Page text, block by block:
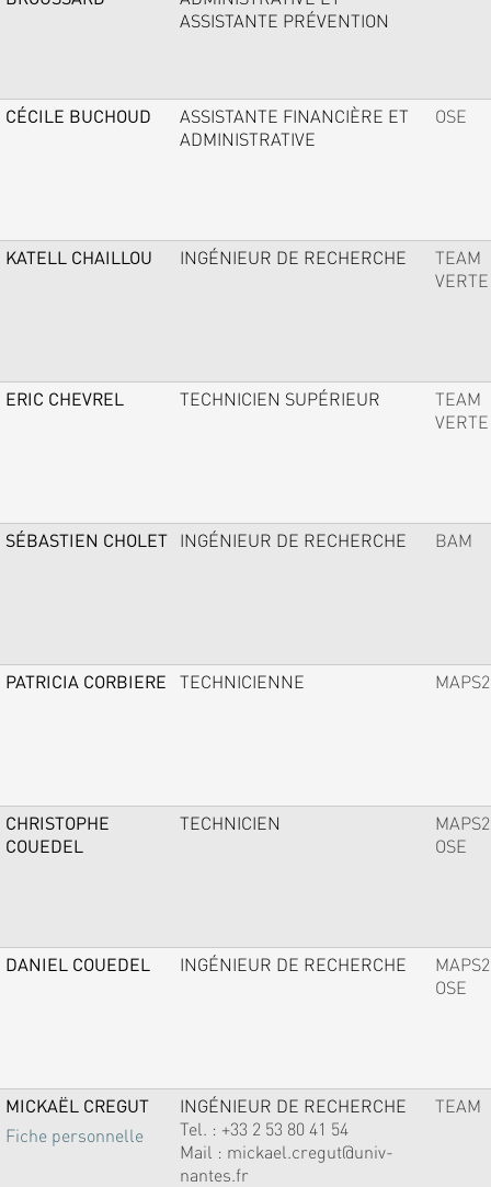
ASSISTANTE PRÉVENTION
CÉCILE BUCHOUD
ASSISTANTE FINANCIÈRE ET
ADMINISTRATIVE
OSE
KATELL CHAILLOU INGÉNIEUR DE RECHERCHE
TEAM
VERTE
ERIC CHEVREL TECHNICIEN SUPÉRIEUR
TEAM
VERTE
SÉBASTIEN CHOLET INGÉNIEUR DE RECHERCHE BAM
PATRICIA CORBIERE TECHNICIENNE MAPS2
CHRISTOPHE
COUEDEL
TECHNICIEN
MAPS2
OSE
DANIEL COUEDEL INGÉNIEUR DE RECHERCHE
MAPS2
OSE
MICKAËL CREGUT
Fiche personnelle
INGÉNIEUR DE RECHERCHE
Tel. : +33 2 53 80 41 54
Mail : mickael.cregut@univ-
nantes.fr
TEAM